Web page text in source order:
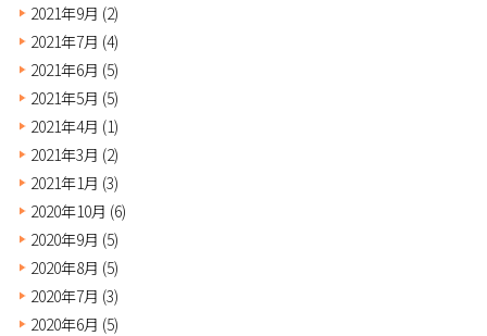
2021年9月 (2)
2021年7月 (4)
2021年6月 (5)
2021年5月 (5)
2021年4月 (1)
2021年3月 (2)
2021年1月 (3)
2020年10月 (6)
2020年9月 (5)
2020年8月 (5)
2020年7月 (3)
2020年6月 (5)